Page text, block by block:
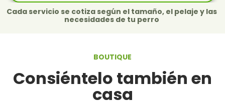
Cada servicio se cotiza según el tamaño, el pelaje y las
necesidades de tu perro
BOUTIQUE
Consiéntelo también en
casa